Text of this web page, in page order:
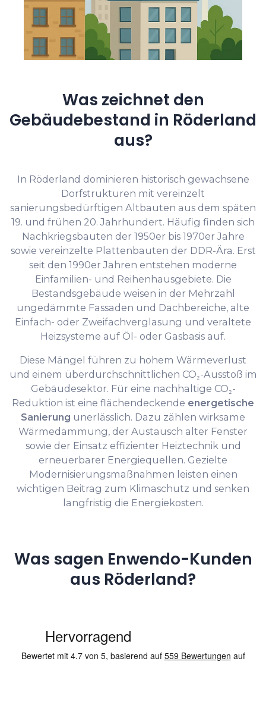
Was zeichnet den
Gebäudebestand in Röderland
aus?
In Röderland dominieren historisch gewachsene
Dorfstrukturen mit vereinzelt
sanierungsbedürftigen Altbauten aus dem späten
19. und frühen 20. Jahrhundert. Häufig finden sich
Nachkriegsbauten der 1950er bis 1970er Jahre
sowie vereinzelte Plattenbauten der DDR-Ära. Erst
seit den 1990er Jahren entstehen moderne
Einfamilien- und Reihenhausgebiete. Die
Bestandsgebäude weisen in der Mehrzahl
ungedämmte Fassaden und Dachbereiche, alte
Einfach- oder Zweifachverglasung und veraltete
Heizsysteme auf Öl- oder Gasbasis auf.
Diese Mängel führen zu hohem Wärmeverlust
und einem überdurchschnittlichen CO₂-Ausstoß im
Gebäudesektor. Für eine nachhaltige CO₂-
Reduktion ist eine flächendeckende energetische
Sanierung unerlässlich. Dazu zählen wirksame
Wärmedämmung, der Austausch alter Fenster
sowie der Einsatz effizienter Heiztechnik und
erneuerbarer Energiequellen. Gezielte
Modernisierungsmaßnahmen leisten einen
wichtigen Beitrag zum Klimaschutz und senken
langfristig die Energiekosten.
Was sagen Enwendo-Kunden
aus Röderland?